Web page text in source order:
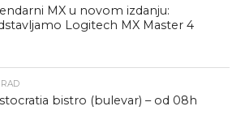
MX u novom izdanju:
Logitech MX Master 4
bistro (bulevar) – od 08h